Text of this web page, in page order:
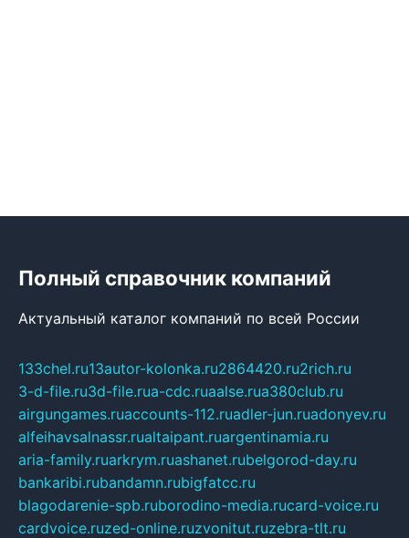
Полный справочник компаний
Актуальный каталог компаний по всей России
133chel.ru13autor-kolonka.ru2864420.ru2rich.ru
3-d-file.ru3d-file.rua-cdc.ruaalse.rua380club.ru
airgungames.ruaccounts-112.ruadler-jun.ruadonyev.ru
alfeihavsalnassr.rualtaipant.ruargentinamia.ru
aria-family.ruarkrym.ruashanet.rubelgorod-day.ru
bankaribi.rubandamn.rubigfatcc.ru
blagodarenie-spb.ruborodino-media.rucard-voice.ru
cardvoice.ruzed-online.ruzvonitut.ruzebra-tlt.ru